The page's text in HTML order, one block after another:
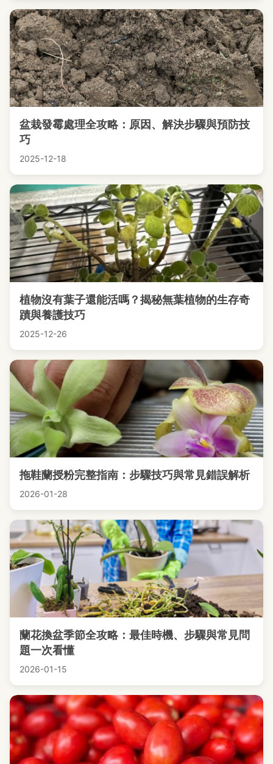
盆栽發霉處理全攻略：原因、解決步驟與預防技
巧
2025-12-18
植物沒有葉子還能活嗎？揭秘無葉植物的生存奇
蹟與養護技巧
2025-12-26
拖鞋蘭授粉完整指南：步驟技巧與常見錯誤解析
2026-01-28
蘭花換盆季節全攻略：最佳時機、步驟與常見問
題一次看懂
2026-01-15